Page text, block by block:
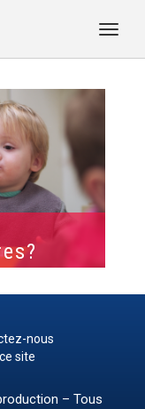
nous
site
– Tous